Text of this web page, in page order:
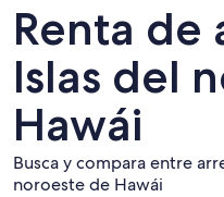
Renta de
Islas del
Hawái
Busca y compara entre
noroeste de Hawái